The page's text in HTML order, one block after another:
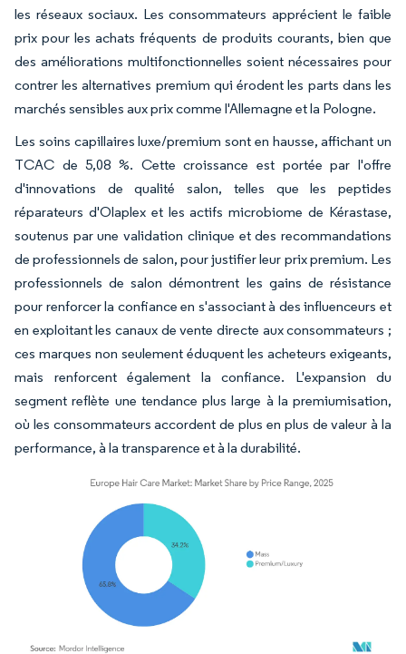
les réseaux sociaux. Les consommateurs apprécient le faible
prix pour les achats fréquents de produits courants, bien que
des améliorations multifonctionnelles soient nécessaires pour
contrer les alternatives premium qui érodent les parts dans les
marchés sensibles aux prix comme l'Allemagne et la Pologne.
Les soins capillaires luxe/premium sont en hausse, affichant un
TCAC de 5,08 %. Cette croissance est portée par l'offre
d'innovations de qualité salon, telles que les peptides
réparateurs d'Olaplex et les actifs microbiome de Kérastase,
soutenus par une validation clinique et des recommandations
de professionnels de salon, pour justifier leur prix premium. Les
professionnels de salon démontrent les gains de résistance
pour renforcer la confiance en s'associant à des influenceurs et
en exploitant les canaux de vente directe aux consommateurs ;
ces marques non seulement éduquent les acheteurs exigeants,
mais renforcent également la confiance. L'expansion du
segment reflète une tendance plus large à la premiumisation,
où les consommateurs accordent de plus en plus de valeur à la
performance, à la transparence et à la durabilité.